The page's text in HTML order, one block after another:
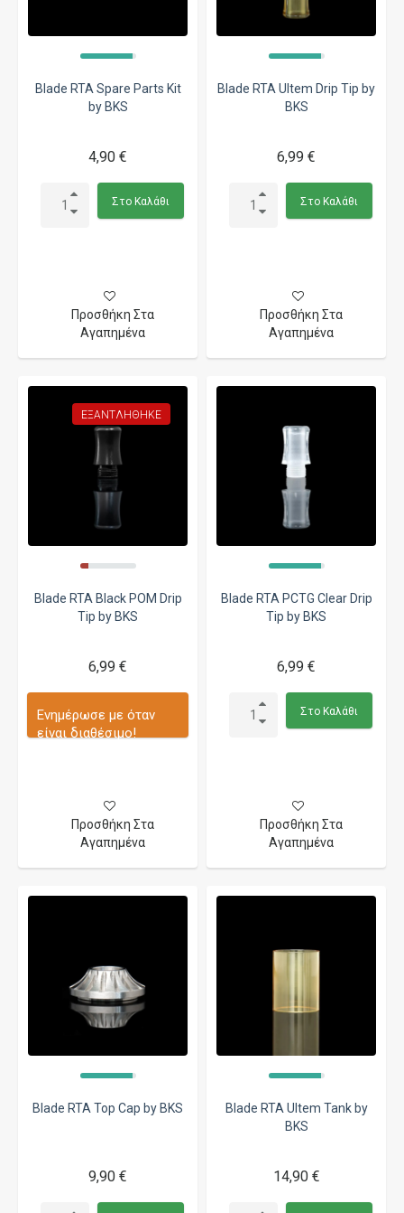
Blade RTA Spare Parts Kit
by BKS
4,90 €
Στο Καλάθι
Προσθήκη Στα
Αγαπημένα
Blade RTA Ultem Drip Tip by
BKS
6,99 €
Στο Καλάθι
Προσθήκη Στα
Αγαπημένα
ΕΞΑΝΤΛΉΘΗΚΕ
Blade RTA Black POM Drip
Tip by BKS
6,99 €
Ενημέρωσε με όταν
είναι διαθέσιμο!
Προσθήκη Στα
Αγαπημένα
Blade RTA PCTG Clear Drip
Tip by BKS
6,99 €
Στο Καλάθι
Προσθήκη Στα
Αγαπημένα
Blade RTA Top Cap by BKS
9,90 €
Blade RTA Ultem Tank by
BKS
14,90 €